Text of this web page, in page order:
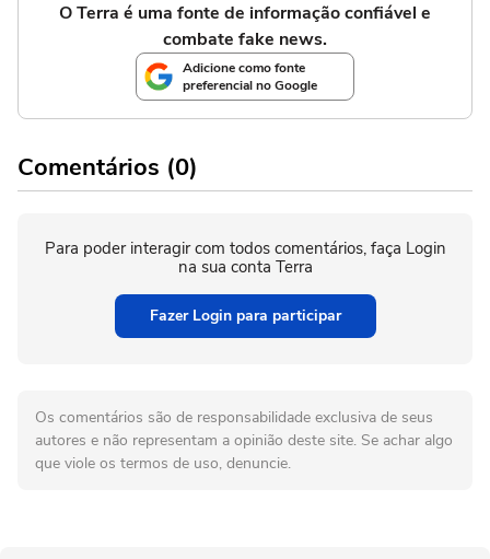
O Terra é uma fonte de informação confiável e
combate fake news.
Adicione como fonte
preferencial no Google
Comentários (0)
Para poder interagir com todos comentários, faça Login
na sua conta Terra
Fazer Login para participar
Os comentários são de responsabilidade exclusiva de seus
autores e não representam a opinião deste site. Se achar algo
que viole os termos de uso, denuncie.